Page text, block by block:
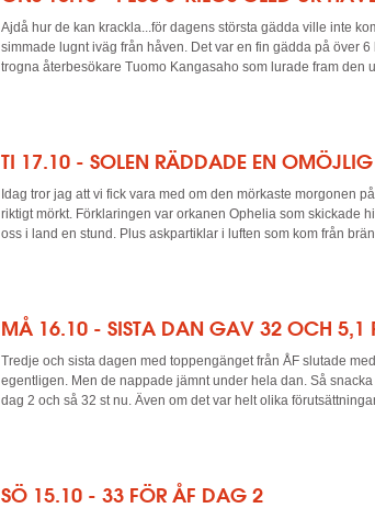
Ajdå hur de kan krackla...för dagens största gädda ville inte
simmade lugnt iväg från håven. Det var en fin gädda på över
trogna återbesökare Tuomo Kangasaho som lurade fram den
TI 17.10 - SOLEN RÄDDADE EN
Idag tror jag att vi fick vara med om den mörkaste morgonen
riktigt mörkt. Förklaringen var orkanen Ophelia som skickade
oss i land en stund. Plus askpartiklar i luften som kom från
MÅ 16.10 - SISTA DAN GAV 32 OCH 5,1
Tredje och sista dagen med toppengänget från ÅF slutade
egentligen. Men de nappade jämnt under hela dan. Så
dag 2 och så 32 st nu. Även om det var helt olika
SÖ 15.10 - 33 FÖR ÅF DAG 2